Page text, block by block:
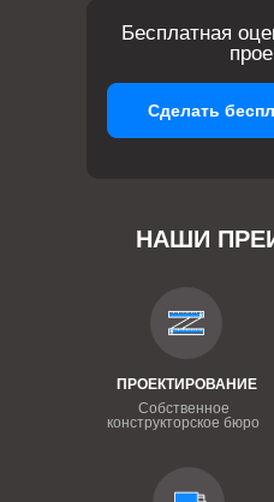
НАШИ
ПРОЕКТИРОВАНИЕ
Собственное
конструкторское бюро
Бесплатная
Сделать